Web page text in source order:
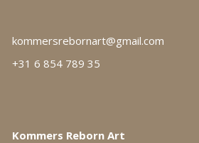
kommersrebornart@gmail.com
+31 6 854 789 35
Kommers Reborn Art